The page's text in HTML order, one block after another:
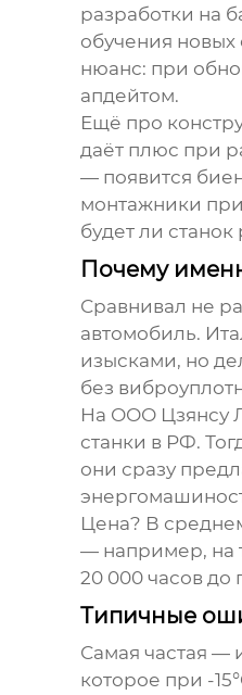
разработки на
обучения
нюанс: при
апдейтом.
Ещё про
даёт плюс при
— появится
монтажники
будет ли станок
Почему
Сравнивал не
автомобиль.
изысками, но
без
На ООО Цзянсу
станки в РФ.
они сразу
Цена? В
— например, на
20 000 часов
Типичные
Самая частая —
которое при -